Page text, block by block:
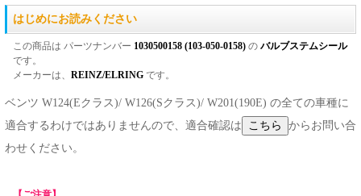
はじめにお読みください
この商品は パーツナンバー 1030500158 (103-050-0158) の バルブステムシール
です。
メーカーは、 REINZ/ELRING です。
ベンツ W124(Eクラス)/ W126(Sクラス)/ W201(190E) の全ての車種に
適合するわけではありませんので、適合確認は
からお問い合
わせください。